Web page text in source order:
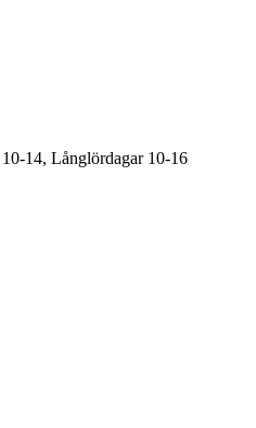
14, Långlördagar 10-16